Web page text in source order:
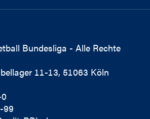
Bundesliga - Alle Rechte
11-13, 51063 Köln
99